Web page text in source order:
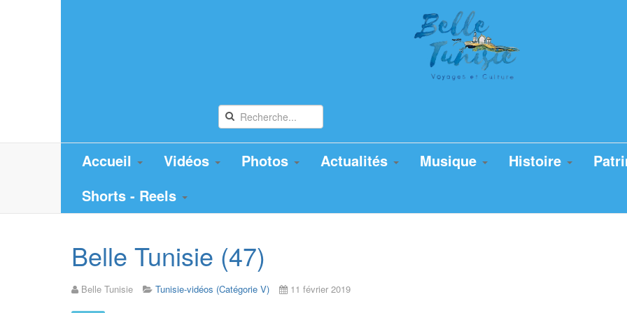
Accueil Vidéos Photos Actualités Musique Histoire
Shorts - Reels
Belle Tunisie (47)
Belle Tunisie Tunisie-vidéos (Catégorie V) 11 février 2019